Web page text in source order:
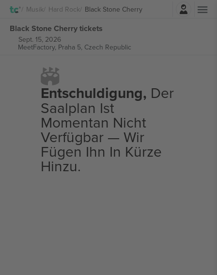
Musik Hard Rock Black Stone Cherry
Einloggen
Black Stone Cherry tickets
Sept. 15, 2026
MeetFactory, Praha 5, Czech Republic
Entschuldigung, Der
Saalplan Ist
Momentan Nicht
Verfügbar — Wir
Fügen Ihn In Kürze
Hinzu.